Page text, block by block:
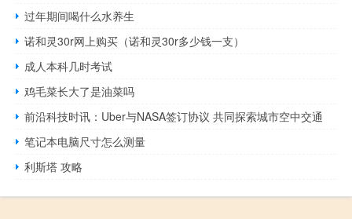
过年期间喝什么水养生
诺和灵30r网上购买（诺和灵30r多少钱一支）
成人本科几时考试
鸡毛菜长大了是油菜吗
前沿科技时讯：Uber与NASA签订协议 共同探索城市空中交通
笔记本电脑尺寸怎么测量
利斯塔 攻略